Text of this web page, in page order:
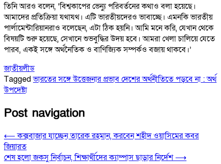
তিনি আরও বলেন, ‘বিশ্বকাপের ভেন্যু পরিবর্তনের কথাও বলা হয়েছে।
আমাদের প্রতিক্রিয়া যথাযথ। এটি ভারতীয়দেরও ভাবাচ্ছে। এমনকি ভারতীয়
পার্লামেন্টারিয়ানরাও বলেছেন, এটা ঠিক হয়নি। আমি মনে করি, যেখান থেকে
বিষয়টি শুরু হয়েছে, সেখানে শুভবুদ্ধির উদয় হবে। আমরা খেলা চালিয়ে যেতে
পারব, একই সঙ্গে অর্থনৈতিক ও বাণিজ্যিক সম্পর্কও বজায় থাকবে।’
জাতীয়লীড
Taggedভারতের সঙ্গে উত্তেজনার প্রভাব দেশের অর্থনীতিতে পড়বে না : অর্থ
উপদেষ্টা
Post navigation
⟵ কক্সবাজার যাচ্ছেন তারেক রহমান, করবেন শহীদ ওয়াসিমের কবর
জিয়ারত
শেষ হলো জকসু নির্বাচন, শিক্ষার্থীদের ক্যাম্পাস ছাড়ার নির্দেশ ⟶